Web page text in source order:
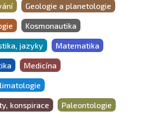
Geologie a planetologie
Kosmonautika
jazyky Matematika
Medicína
konspirace Paleontologie